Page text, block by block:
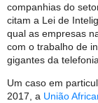
companhias do
citam a Lei de
qual as empresas
com o trabalho de
gigantes da
Um caso em
2017, a União